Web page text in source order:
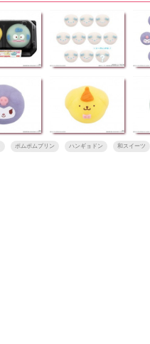
ポムポムプリン ハンギョドン 和スイーツ